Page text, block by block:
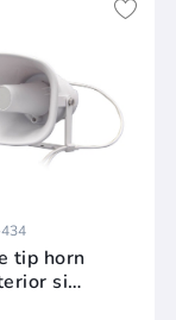
tip horn
si
VESTA